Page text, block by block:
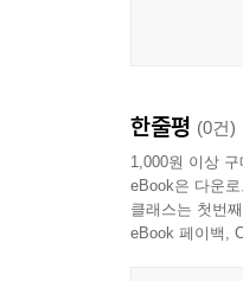
한줄평 (0건)
1,000원 이상
eBook은 다운
클래스는 첫번
eBook 페이백,